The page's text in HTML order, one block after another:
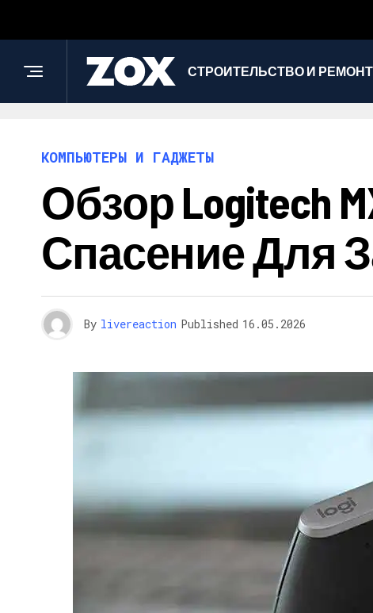
СТРОИТЕЛЬСТВО И РЕМОНТ
КОМПЬЮТЕРЫ И ГАДЖЕТЫ
Обзор Logitech
Спасение Для
By livereaction Published 16.05.2026